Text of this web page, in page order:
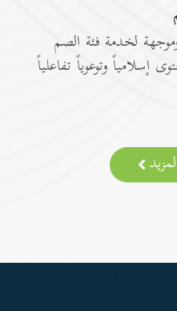
لخدمة فئة الصم
وتوعوياً تفاعلياً